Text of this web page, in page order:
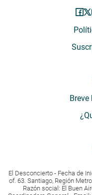
El Desconcierto - Fecha de
of. 63. Santiago, Región
Razón social: El Buen